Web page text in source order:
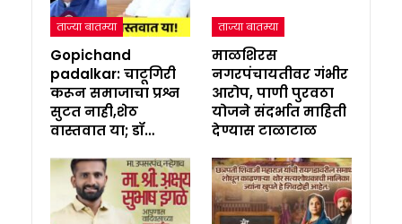
ताज्या बातम्या
Gopichand
padalkar: चाटूगिरी
करून समाजाचा प्रश्न
सुटत नाही,शेठ
वास्तवात या; डॉ…
ताज्या बातम्या
माळशिरस
नगरपंचायतीवर गंभीर
आरोप, पाणी पुरवठा
योजने संदर्भात माहिती
देण्यास टाळाटाळ